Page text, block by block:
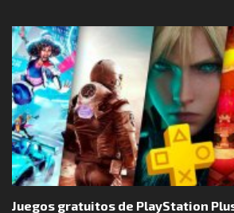
Juegos gratuitos de PlayStation